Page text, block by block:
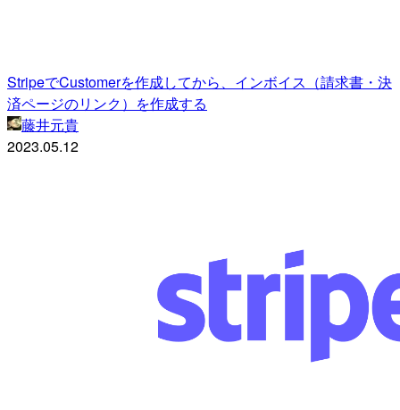
StripeでCustomerを作成してから、インボイス（請求書・決
済ページのリンク）を作成する
藤井元貴
2023.05.12